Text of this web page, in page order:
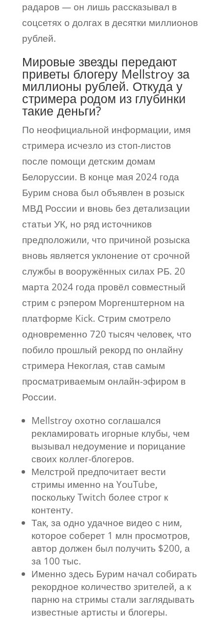
радаров — он лишь рассказывал в
соцсетях о долгах в десятки миллионов
рублей.
Мировые звезды передают
приветы блогеру Mellstroy за
миллионы рублей. Откуда у
стримера родом из глубинки
такие деньги?
По неофициальной информации, имя
стримера исчезло из стоп-листов
после помощи детским домам
Белоруссии. В конце мая 2024 года
Бурим снова был объявлен в розыск
МВД России и вновь без детализации
статьи УК, но ряд источников
предположили, что причиной розыска
вновь является уклонение от срочной
службы в вооружённых силах РБ. 20
марта 2024 года провёл совместный
стрим с рэпером Моргенштерном на
платформе Kick. Стрим смотрело
одновременно 720 тысяч человек, что
побило прошлый рекорд по онлайну
стримера Некоглая, став самым
просматриваемым онлайн-эфиром в
России.
Mellstroy охотно соглашался
рекламировать игорные клубы, чем
вызывал недоумение и порицание
своих коллег-блогеров.
Мелстрой предпочитает вести
стримы именно на YouTube,
поскольку Twitch более строг к
контенту.
Так, за одно удачное видео с ним,
которое соберет 1 млн просмотров,
автор должен был получить $200, а
за 100 тыс.
Именно здесь Бурим начал собирать
рекордное количество зрителей, а к
парню на стримы стали заглядывать
известные артисты и блогеры.